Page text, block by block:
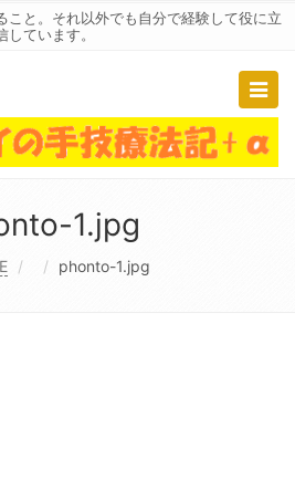
こと。それ以外でも自分で経験して役に立
ています。
1.jpg
phonto-1.jpg